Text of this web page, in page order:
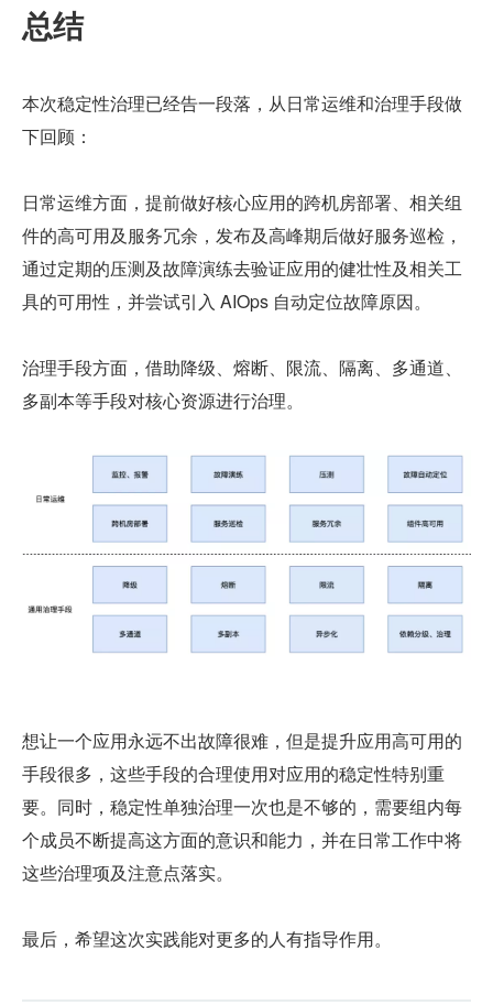
总结
本次稳定性治理已经告一段落，从日常运维和治理手段做
下回顾：
日常运维方面，提前做好核心应用的跨机房部署、相关组
件的高可用及服务冗余，发布及高峰期后做好服务巡检，
通过定期的压测及故障演练去验证应用的健壮性及相关工
具的可用性，并尝试引入 AIOps 自动定位故障原因。
治理手段方面，借助降级、熔断、限流、隔离、多通道、
多副本等手段对核心资源进行治理。
想让一个应用永远不出故障很难，但是提升应用高可用的
手段很多，这些手段的合理使用对应用的稳定性特别重
要。同时，稳定性单独治理一次也是不够的，需要组内每
个成员不断提高这方面的意识和能力，并在日常工作中将
这些治理项及注意点落实。
最后，希望这次实践能对更多的人有指导作用。